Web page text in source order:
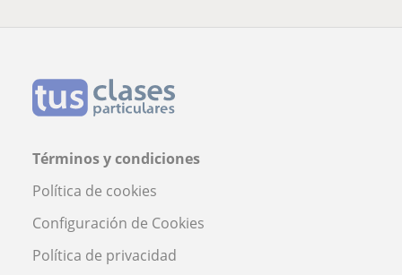
Términos y condiciones
Política de cookies
Configuración de Cookies
Política de privacidad